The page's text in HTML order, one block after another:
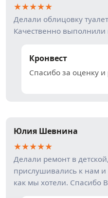
★★★★★
Делали облицовку
Качественно
Кронвест
Спасибо за оценку
Юлия Шевнина
★★★★★
Делали ремонт в
прислушивались к нам и
как мы хотели. Спасибо